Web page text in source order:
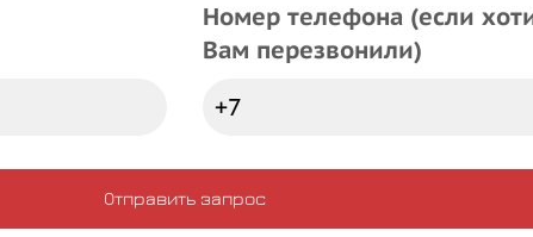
Номер телефона (если
Вам перезвонили)
Отправить запрос